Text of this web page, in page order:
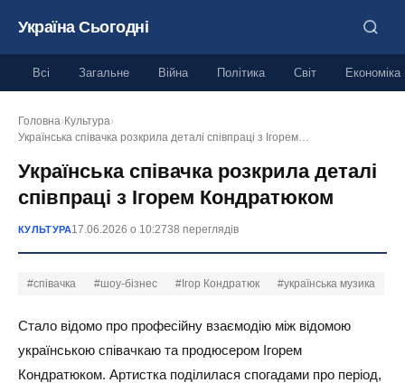
Україна Сьогодні
Всі Загальне Війна Політика Світ Економіка
Головна› Культура›
Українська співачка розкрила деталі співпраці з Ігорем…
Українська співачка розкрила деталі
співпраці з Ігорем Кондратюком
КУЛЬТУРА17.06.2026 о 10:2738 переглядів
#співачка #шоу-бізнес #Ігор Кондратюк #українська музика
Стало відомо про професійну взаємодію між відомою
українською співачкаю та продюсером Ігорем
Кондратюком. Артистка поділилася спогадами про період,